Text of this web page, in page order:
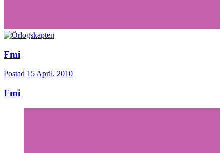
Fmi
Postad 15 April, 2010
Fmi